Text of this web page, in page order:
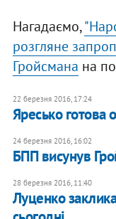
Нагадаємо,
розгляне
Гройсмана на
22 березня 2016, 17:24
Яресько готова
24 березня 2016, 16:02
БПП висунув
28 березня 2016, 11:40
Луценко